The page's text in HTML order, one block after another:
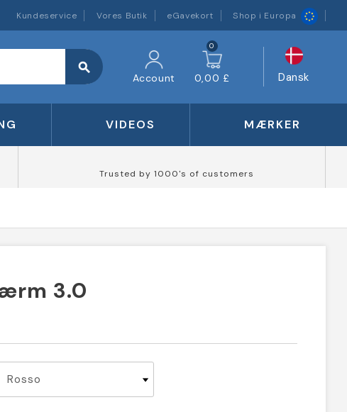
Kundeservice Vores Butik eGavekort Shop i Europa
search
Account
0
0,00 £ Dansk
VIDEOS MÆRKER
Trusted by 1000's of customers
3.0